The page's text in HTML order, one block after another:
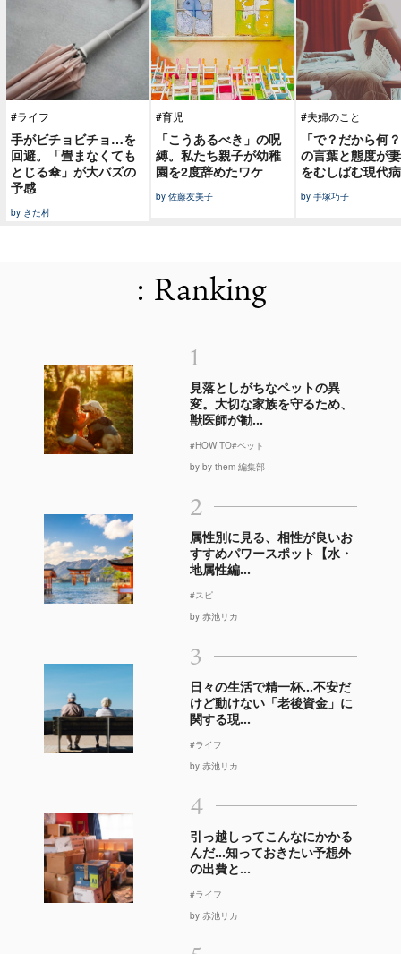
#ライフ
手がビチョビチョ…を
回避。「畳まなくても
とじる傘」が大バズの
予感
by きた村
#育児
「こうあるべき」の呪
縛。私たち親子が幼稚
園を2度辞めたワケ
by 佐藤友美子
#夫婦のこと
「で？だから何
の言葉と態度が
をむしばむ現代病
by 手塚巧子
: Ranking
1
見落としがちなペットの異
変。大切な家族を守るため、
獣医師が勧...
#HOW TO#ペット
by by them 編集部
2
属性別に見る、相性が良いお
すすめパワースポット【水・
地属性編...
#スピ
by 赤池リカ
3
日々の生活で精一杯…不安だ
けど動けない「老後資金」に
関する現...
#ライフ
by 赤池リカ
4
引っ越しってこんなにかかる
んだ…知っておきたい予想外
の出費と...
#ライフ
by 赤池リカ